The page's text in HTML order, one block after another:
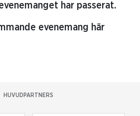
har passerat.
evenemang här
HUVUDPARTNERS